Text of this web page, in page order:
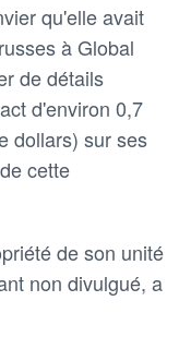
qu'elle avait
à Global
de détails
d'environ 0,7
dollars) sur ses
cette
de son unité
non divulgué, a